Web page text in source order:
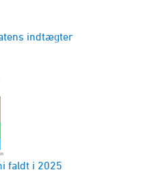
efter endelig
og forårsagende
endelig anvendelse
indtægter
faldt i 2025